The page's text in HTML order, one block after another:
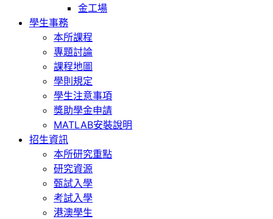
金工場
學生事務
本所課程
專題討論
課程地圖
學則規定
學生注意事項
獎助學金申請
MATLAB安裝說明
招生資訊
本所研究重點
研究資源
甄試入學
考試入學
港澳學生